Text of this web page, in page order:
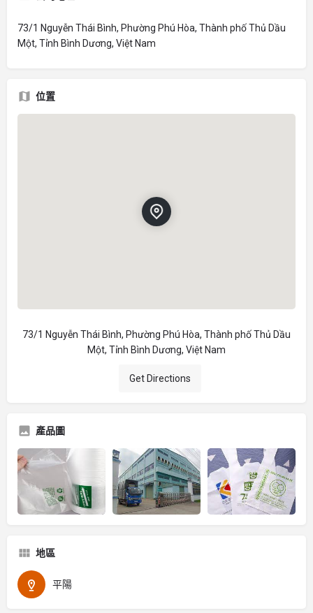
73/1 Nguyễn Thái Bình, Phường Phú Hòa, Thành phố Thủ Dầu
Một, Tỉnh Bình Dương, Việt Nam
位置
73/1 Nguyễn Thái Bình, Phường Phú Hòa, Thành phố Thủ Dầu
Một, Tỉnh Bình Dương, Việt Nam
Get Directions
產品圖
地區
平陽